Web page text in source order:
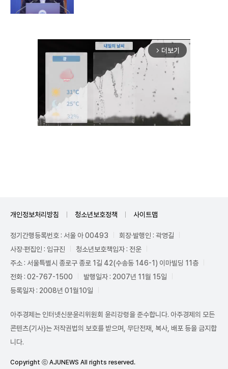
arrow_forward_ios 더보기
개인정보처리방침 청소년보호정책 사이트맵
정기간행등록번호 : 서울 아 00493
회장·발행인 : 곽영길
사장·편집인 : 임규진
청소년보호책임자 : 전운
주소 : 서울특별시 종로구 종로 1길 42(수송동 146-1) 이마빌딩 11층
전화 : 02-767-1500
발행일자 : 2007년 11월 15일
등록일자 : 2008년 01월10일
아주경제는 인터넷신문윤리위원회 윤리강령을 준수합니다. 아주경제의 모든
콘텐츠(기사)는 저작권법의 보호를 받으며, 무단전재, 복사, 배포 등을 금지합
니다.
Copyright ⓒ AJUNEWS All rights reserved.